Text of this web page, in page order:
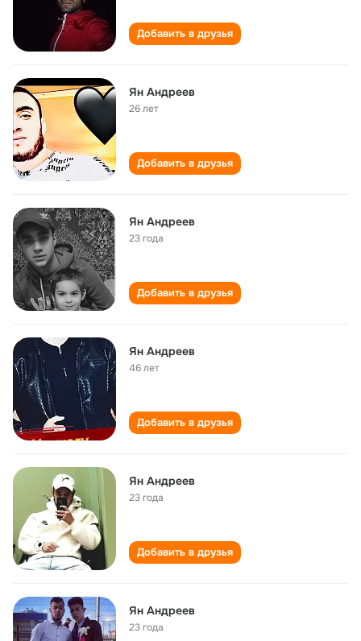
Добавить в друзья
Ян Андреев
26 лет
Добавить в друзья
Ян Андреев
23 года
Добавить в друзья
Ян Андреев
46 лет
Добавить в друзья
Ян Андреев
23 года
Добавить в друзья
Ян Андреев
23 года